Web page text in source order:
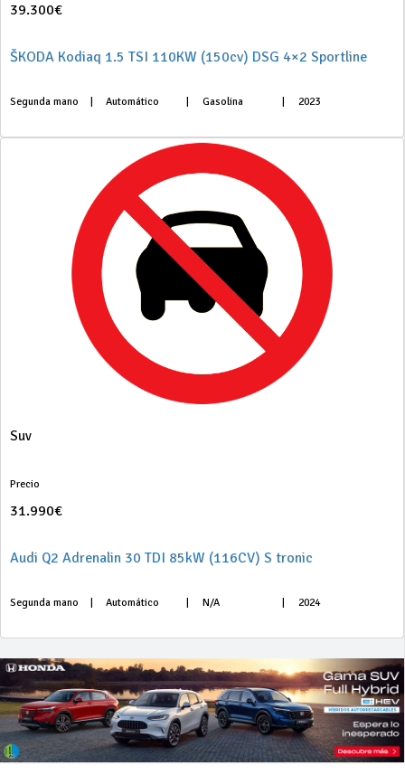
39.300€
ŠKODA Kodiaq 1.5 TSI 110KW (150cv) DSG 4×2 Sportline
Segunda mano Automático Gasolina 2023
Suv
Precio
31.990€
Audi Q2 Adrenalin 30 TDI 85kW (116CV) S tronic
Segunda mano Automático N/A 2024